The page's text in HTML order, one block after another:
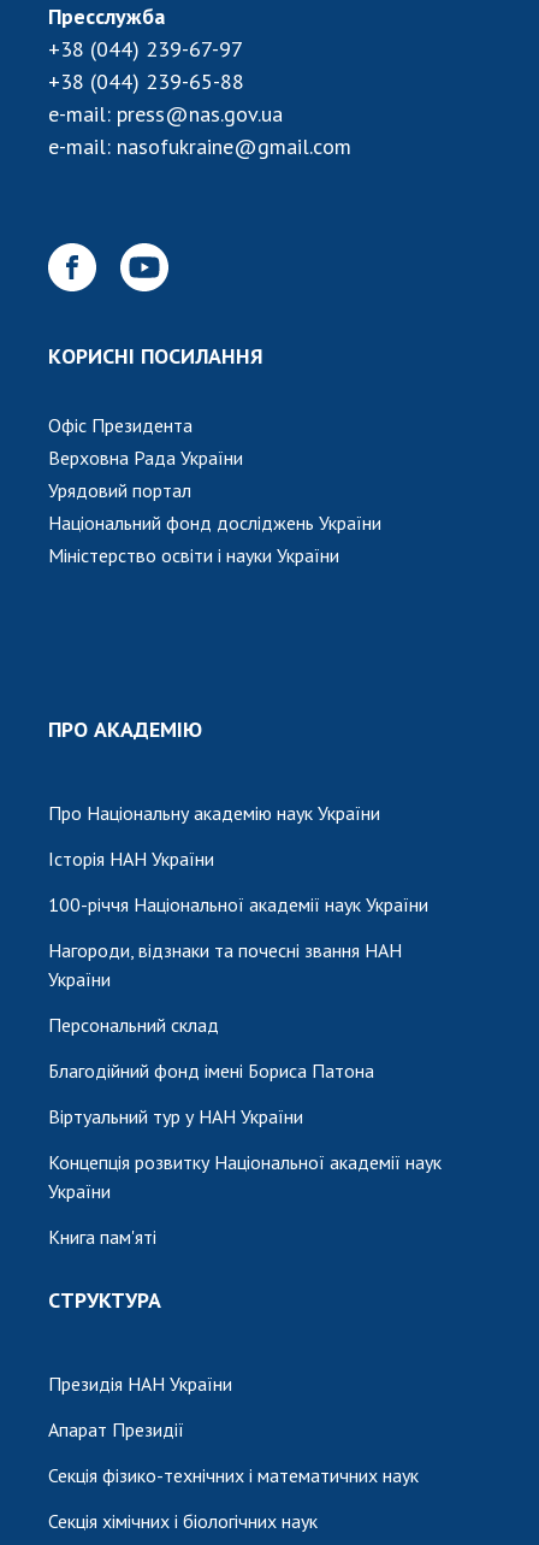
Пресслужба
+38 (044) 239-67-97
+38 (044) 239-65-88
e-mail: press@nas.gov.ua
e-mail: nasofukraine@gmail.com
КОРИСНІ ПОСИЛАННЯ
Офіс Президента
Верховна Рада України
Урядовий портал
Національний фонд досліджень України
Міністерство освіти і науки України
ПРО АКАДЕМІЮ
Про Національну академію наук України
Історія НАН України
100-річчя Національної академії наук України
Нагороди, відзнаки та почесні звання НАН
України
Персональний склад
Благодійний фонд імені Бориса Патона
Віртуальний тур у НАН України
Концепція розвитку Національної академії наук
України
Книга пам'яті
СТРУКТУРА
Президія НАН України
Апарат Президії
Секція фізико-технічних і математичних наук
Секція хімічних і біологічних наук